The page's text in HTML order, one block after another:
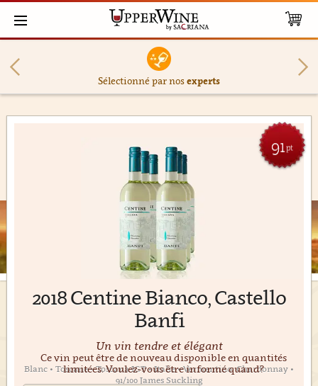
Sélectionné par nosexperts
2018 Centine Bianco, Castello
Banfi
91pt
Un vin tendre et élégant
Blanc • Toscane • Toscana IGT • Italie • Vermentino, Chardonnay •
91/100 James Suckling
Ce vin peut être de nouveau disponible en quantités
limitées. Voulez-vous être informé quand?